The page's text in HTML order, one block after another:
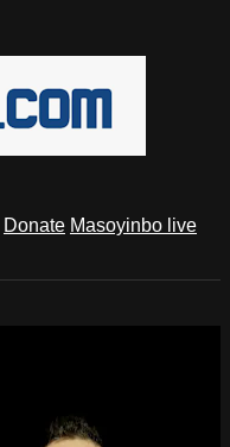
Donate Masoyinbo live